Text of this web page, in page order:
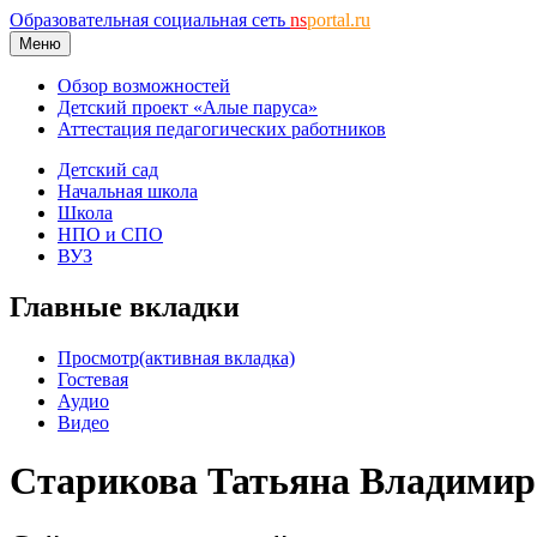
Образовательная социальная сеть nsportal.ru
Меню
Обзор возможностей
Детский проект «Алые паруса»
Аттестация педагогических работников
Детский сад
Начальная школа
Школа
НПО и СПО
ВУЗ
Главные вкладки
Просмотр(активная вкладка)
Гостевая
Аудио
Видео
Старикова Татьяна